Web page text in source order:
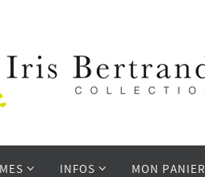
INFOS MON PANIER